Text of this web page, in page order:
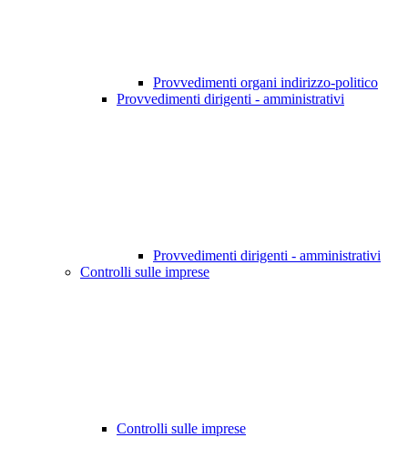
Provvedimenti organi indirizzo-politico
Provvedimenti dirigenti - amministrativi
Provvedimenti dirigenti - amministrativi
Controlli sulle imprese
Controlli sulle imprese